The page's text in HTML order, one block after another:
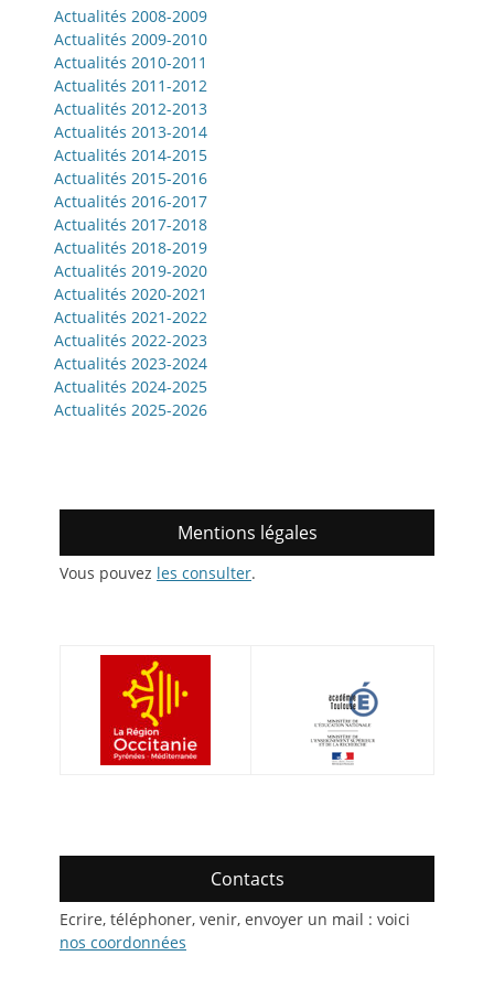
Actualités 2008-2009
Actualités 2009-2010
Actualités 2010-2011
Actualités 2011-2012
Actualités 2012-2013
Actualités 2013-2014
Actualités 2014-2015
Actualités 2015-2016
Actualités 2016-2017
Actualités 2017-2018
Actualités 2018-2019
Actualités 2019-2020
Actualités 2020-2021
Actualités 2021-2022
Actualités 2022-2023
Actualités 2023-2024
Actualités 2024-2025
Actualités 2025-2026
Mentions légales
Vous pouvez les consulter.
Contacts
Ecrire, téléphoner, venir, envoyer un mail : voici
nos coordonnées